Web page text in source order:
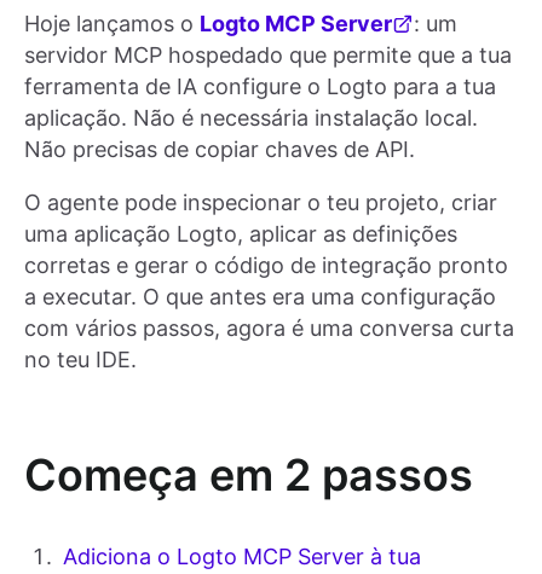
Hoje lançamos o Logto MCP Server
: um
servidor MCP hospedado que permite que a tua
ferramenta de IA configure o Logto para a tua
aplicação. Não é necessária instalação local.
Não precisas de copiar chaves de API.
O agente pode inspecionar o teu projeto, criar
uma aplicação Logto, aplicar as definições
corretas e gerar o código de integração pronto
a executar. O que antes era uma configuração
com vários passos, agora é uma conversa curta
no teu IDE.
Começa em 2 passos
Adiciona o Logto MCP Server à tua